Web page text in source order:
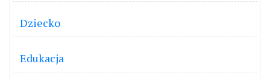
Dziecko
Edukacja